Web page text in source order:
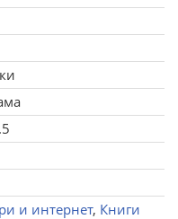
и интернет, Книги